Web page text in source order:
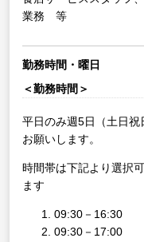
業務 等
勤務時間・曜日
＜勤務時間＞
平日のみ週5日（土日
お願いします。
時間帯は下記より選択
ます
09:30－16:30
09:30－17:00